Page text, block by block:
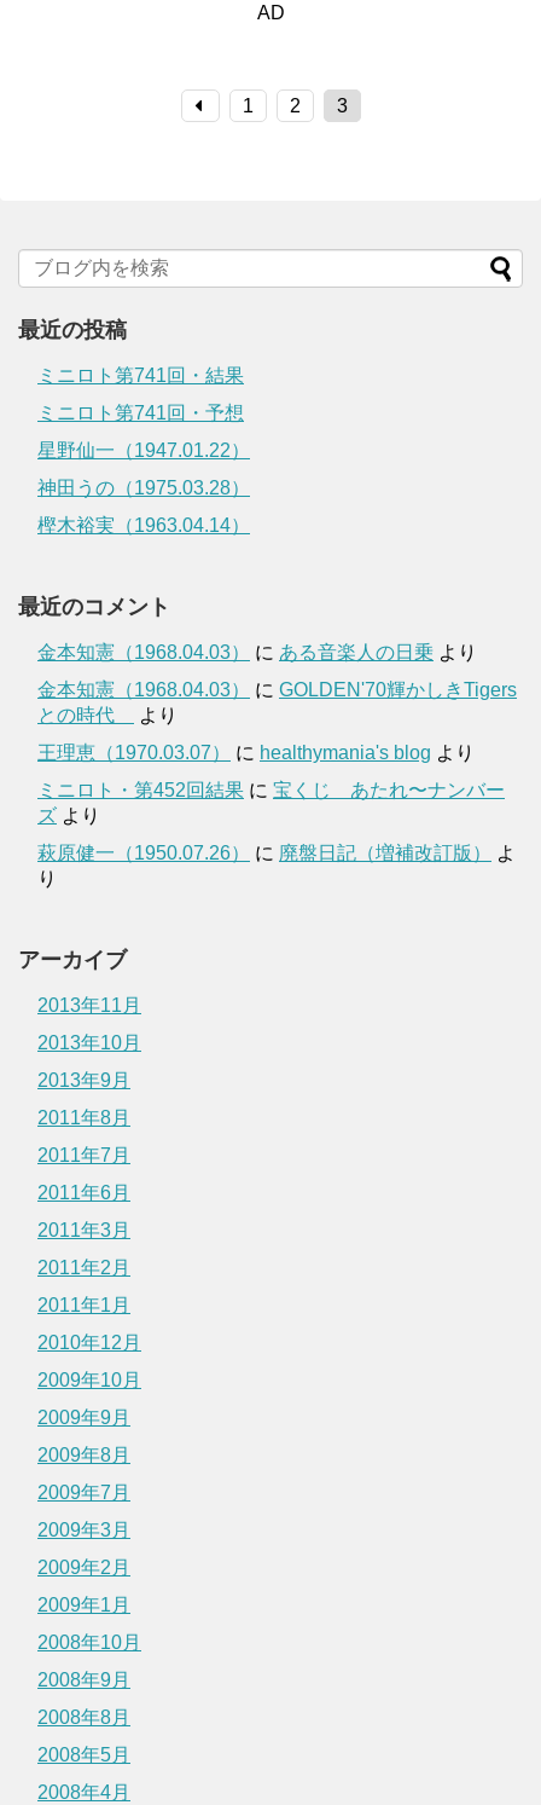
AD
1 2 3
最近の投稿
ミニロト第741回・結果
ミニロト第741回・予想
星野仙一（1947.01.22）
神田うの（1975.03.28）
樫木裕実（1963.04.14）
最近のコメント
金本知憲（1968.04.03） に ある音楽人の日乗 より
金本知憲（1968.04.03）
に GOLDEN'70輝かしきTigers
との時代
より
王理恵（1970.03.07）
に healthymania's blog より
ミニロト・第452回結果 に 宝くじ あたれ〜ナンバー
ズ より
萩原健一（1950.07.26）
に 廃盤日記（増補改訂版）
よ
り
アーカイブ
2013年11月
2013年10月
2013年9月
2011年8月
2011年7月
2011年6月
2011年3月
2011年2月
2011年1月
2010年12月
2009年10月
2009年9月
2009年8月
2009年7月
2009年3月
2009年2月
2009年1月
2008年10月
2008年9月
2008年8月
2008年5月
2008年4月